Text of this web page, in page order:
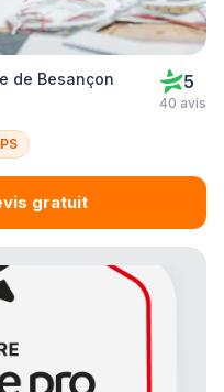
de Besançon 5
40 avis
gratuit